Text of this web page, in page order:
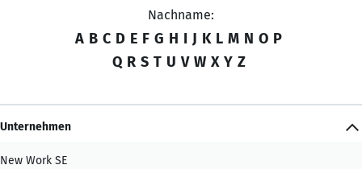
Nachname:
A B C D E F G H I J K L M N O P
Q R S T U V W X Y Z
Unternehmen
New Work SE